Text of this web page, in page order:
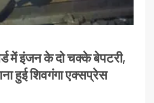
में इंजन के दो चक्के बेपटरी,
हुई शिवगंगा एक्सप्रेस